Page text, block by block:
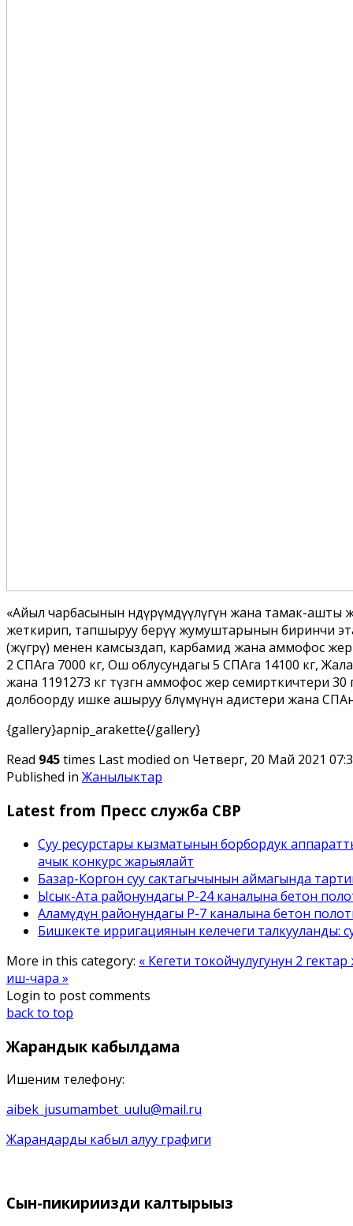
«Айыл чарбасынын ѳндүрүмдүүлүгүн жана тамак-ашты
жеткирип, тапшыруу берүү жумуштарынын биринчи
(жүгѳрү) менен камсыздап, карбамид жана аммофос жер
2 СПАга 7000 кг, Ош облусундагы 5 СПАга 14100 кг,
жана 1191273 кг түзгѳн аммофос жер семирткичтери
долбоорду ишке ашыруу бѳлүмүнүн адистери жана
{gallery}apnip_arakette{/gallery}
Read 945times Last modified on Четверг, 20 Май 2021
Published in Жанылыктар
Latest from Пресс служба СВР
Суу ресурстары кызматынын борбордук
ачык конкурс жарыялайт
Базар-Коргон суу сактагычынын аймагында
Ысык-Ата районундагы Р-24 каналына бетон
Аламүдүн районундагы Р-7 каналына бетон
Бишкекте ирригациянын келечеги талкууланды:
More in this category: « Кегети токойчулугунун 2
иш-чара »
Login to post comments
back to top
Жарандык кабылдама
Ишеним телефону:
aibek_jusumambet_uulu@mail.ru
Жарандарды кабыл алуу графиги
Сын-пикириңизди калтырыңыз